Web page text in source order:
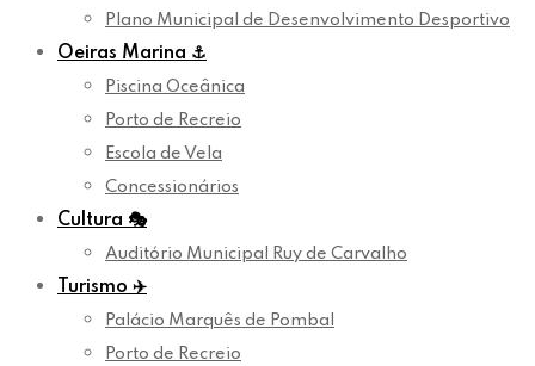
Plano Municipal de Desenvolvimento Desportivo
Oeiras Marina ⚓
Piscina Oceânica
Porto de Recreio
Escola de Vela
Concessionários
Cultura 🎭
Auditório Municipal Ruy de Carvalho
Turismo ✈️
Palácio Marquês de Pombal
Porto de Recreio